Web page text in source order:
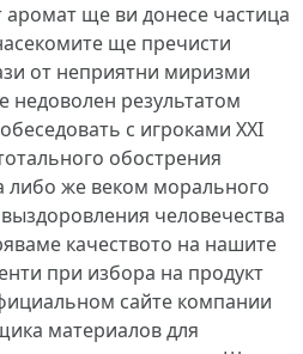
аромат ще ви донесе частица
ще пречисти
от неприятни миризми
результатом
с игроками XXI
обострения
либо же веком морального
человечества
качеството на нашите
при избора на продукт
сайте компании
материалов для